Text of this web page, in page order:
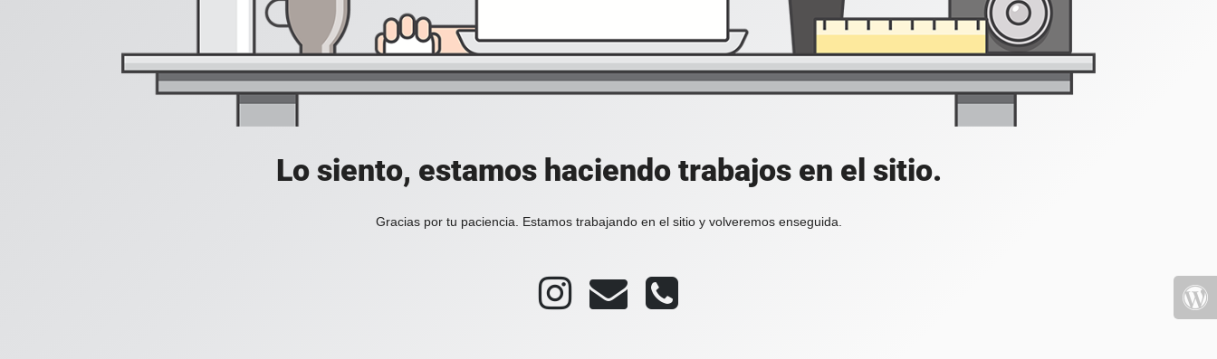
Lo siento, estamos haciendo trabajos en el sitio.
Gracias por tu paciencia. Estamos trabajando en el sitio y volveremos enseguida.